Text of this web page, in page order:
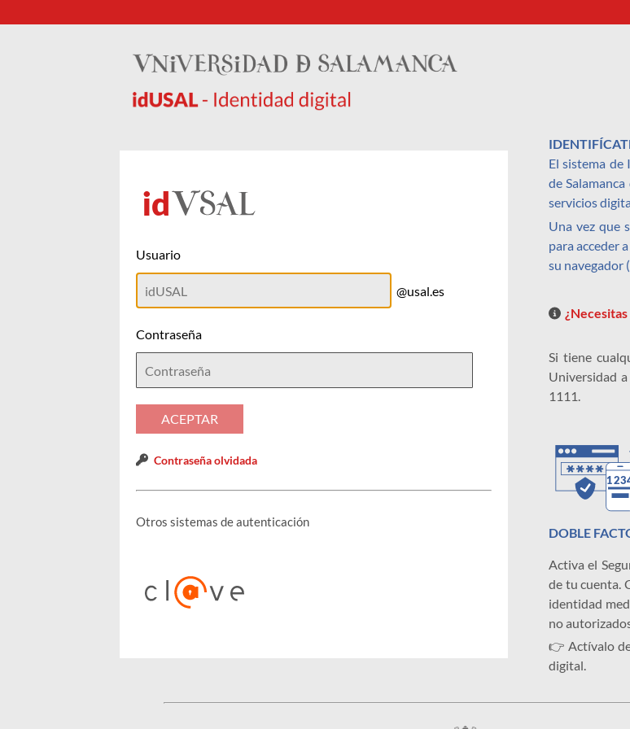
Usuario
@usal.es
Contraseña
Contraseña olvidada
Otros sistemas de autenticación
El sistema
de
servicios
Una vez que
para acceder
su navegador
Si tiene
Universidad
1111.
DOBLE
Activa el
de tu cuenta.
identidad
no
👉 Actívalo
digital.